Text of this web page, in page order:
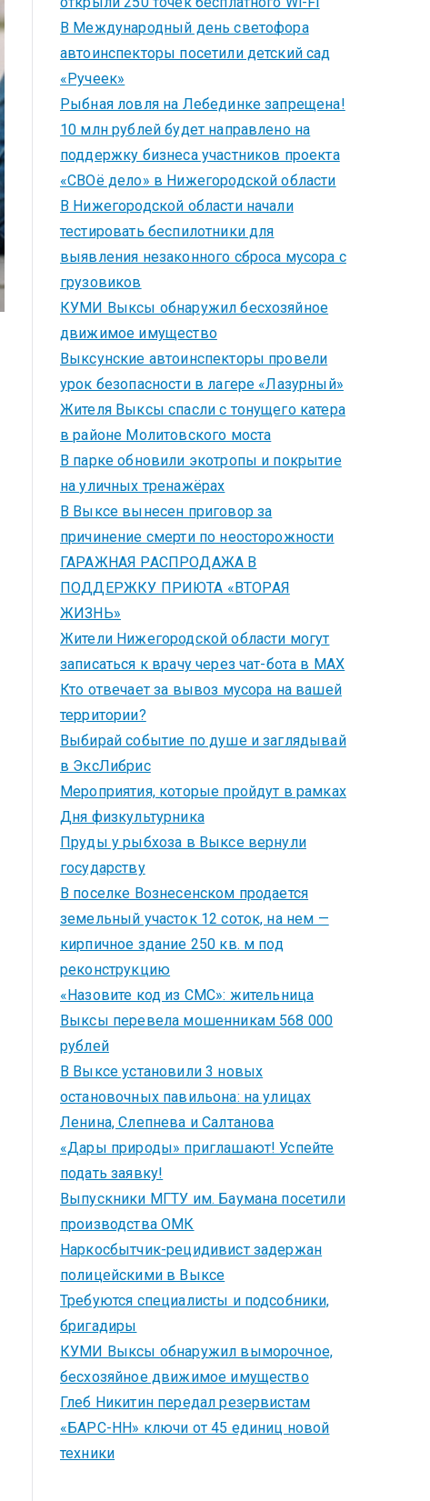
В Международный день светофора
автоинспекторы посетили детский сад
«Ручеек»
Рыбная ловля на Лебединке запрещена!
10 млн рублей будет направлено на
поддержку бизнеса участников проекта
«СВОё дело» в Нижегородской области
В Нижегородской области начали
тестировать беспилотники для
выявления незаконного сброса мусора с
грузовиков
КУМИ Выксы обнаружил бесхозяйное
движимое имущество
Выксунские автоинспекторы провели
урок безопасности в лагере «Лазурный»
Жителя Выксы спасли с тонущего катера
в районе Молитовского моста
В парке обновили экотропы и покрытие
на уличных тренажёрах
В Выксе вынесен приговор за
причинение смерти по неосторожности
ГАРАЖНАЯ РАСПРОДАЖА В
ПОДДЕРЖКУ ПРИЮТА «ВТОРАЯ
ЖИЗНЬ»
Жители Нижегородской области могут
записаться к врачу через чат-бота в MAX
Кто отвечает за вывоз мусора на вашей
территории?
Выбирай событие по душе и заглядывай
в ЭксЛибрис
Мероприятия, которые пройдут в рамках
Дня физкультурника
Пруды у рыбхоза в Выксе вернули
государству
В поселке Вознесенском продается
земельный участок 12 соток, на нем —
кирпичное здание 250 кв. м под
реконструкцию
«Назовите код из СМС»: жительница
Выксы перевела мошенникам 568 000
рублей
В Выксе установили 3 новых
остановочных павильона: на улицах
Ленина, Слепнева и Салтанова
«Дары природы» приглашают! Успейте
подать заявку!
Выпускники МГТУ им. Баумана посетили
производства ОМК
Наркосбытчик-рецидивист задержан
полицейскими в Выксе
Требуются специалисты и подсобники,
бригадиры
КУМИ Выксы обнаружил выморочное,
бесхозяйное движимое имущество
Глеб Никитин передал резервистам
«БАРС-НН» ключи от 45 единиц новой
техники